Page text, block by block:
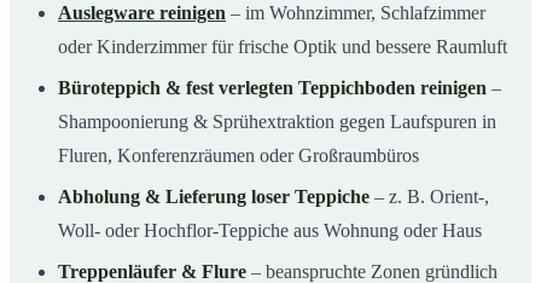
Auslegware reinigen – im Wohnzimmer, Schlafzimmer
oder Kinderzimmer für frische Optik und bessere Raumluft
Büroteppich & fest verlegten Teppichboden reinigen –
Shampoonierung & Sprühextraktion gegen Laufspuren in
Fluren, Konferenzräumen oder Großraumbüros
Abholung & Lieferung loser Teppiche – z. B. Orient-,
Woll- oder Hochflor-Teppiche aus Wohnung oder Haus
Treppenläufer & Flure – beanspruchte Zonen gründlich